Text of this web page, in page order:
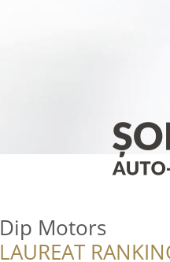
Dip Motors
LAUREAT